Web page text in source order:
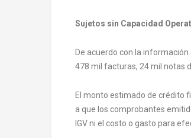
Sujetos sin Capacidad
De acuerdo con la
478 mil facturas, 24 mil notas
El monto estimado de crédito
a que los comprobantes
IGV ni el costo o gasto para